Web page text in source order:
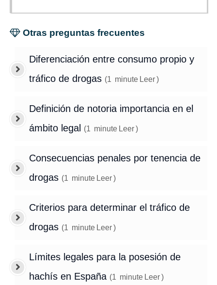
Otras preguntas frecuentes
Diferenciación entre consumo propio y
tráfico de drogas (1 minute Leer)
Definición de notoria importancia en el
ámbito legal
(1 minute Leer)
Consecuencias penales por tenencia de
drogas (1 minute Leer)
Criterios para determinar el tráfico de
drogas (1 minute Leer)
Límites legales para la posesión de
hachís en España (1 minute Leer)